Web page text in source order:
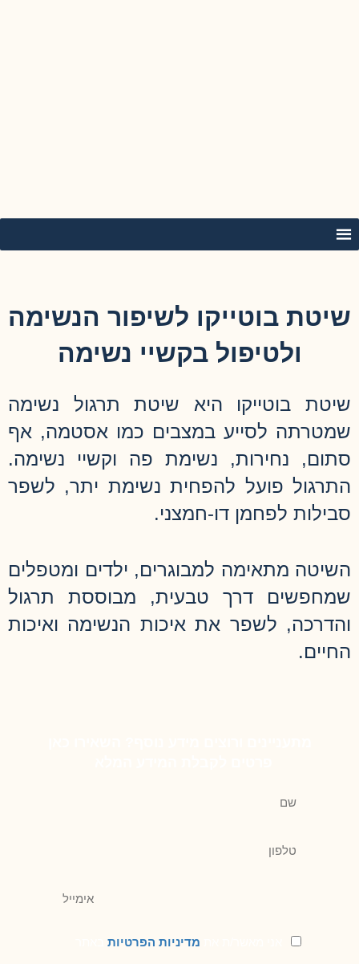
שיטת בוטייקו לשיפור הנשימה
ולטיפול בקשיי נשימה
שיטת בוטייקו היא שיטת תרגול נשימה
שמטרתה לסייע במצבים כמו אסטמה, אף
סתום, נחירות, נשימת פה וקשיי נשימה.
התרגול פועל להפחית נשימת יתר, לשפר
סבילות לפחמן דו-חמצני.
השיטה מתאימה למבוגרים, ילדים ומטפלים
שמחפשים דרך טבעית, מבוססת תרגול
והדרכה, לשפר את איכות הנשימה ואיכות
החיים.
מדיניות הפרטיות